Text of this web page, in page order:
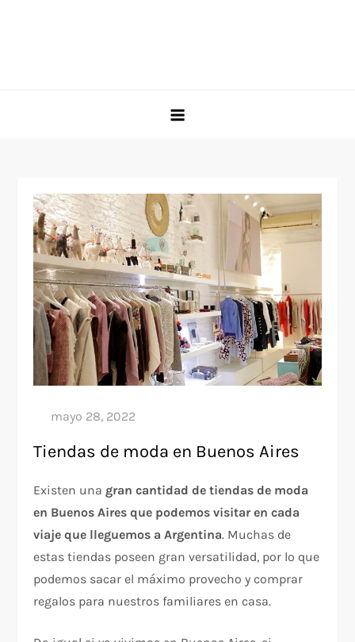
Tiendas de moda en Buenos Aires
Existen una gran cantidad de tiendas de moda
en Buenos Aires que podemos visitar en cada
viaje que lleguemos a Argentina. Muchas de
estas tiendas poseen gran versatilidad, por lo que
podemos sacar el máximo provecho y comprar
regalos para nuestros familiares en casa.